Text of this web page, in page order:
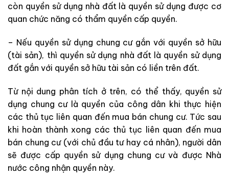
còn quyền sử dụng nhà đất là quyền sử dụng được cơ
quan chức năng có thẩm quyền cấp quyền.
– Nếu quyền sử dụng chung cư gắn với quyền sở hữu
(tài sản), thì quyền sử dụng nhà đất là quyền sử dụng
đất gắn với quyền sở hữu tài sản có liền trên đất.
Từ nội dung phân tích ở trên, có thể thấy, quyền sử
dụng chung cư là quyền của công dân khi thực hiện
các thủ tục liên quan đến mua bán chung cư. Tức sau
khi hoàn thành xong các thủ tục liên quan đến mua
bán chung cư (với chủ đầu tư hay cá nhân), người dân
sẽ được cấp quyền sử dụng chung cư và được Nhà
nước công nhận quyền này.